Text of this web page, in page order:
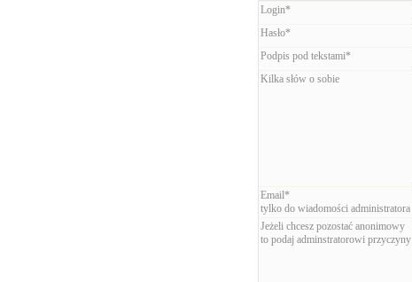
Login*
Hasło*
Podpis pod tekstami*
Kilka słów o sobie
Email*
tylko do wiadomości administratora
Jeżeli chcesz pozostać anonimowy
to podaj adminstratorowi przyczyny